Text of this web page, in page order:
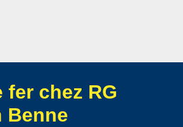
fer chez RG
Benne